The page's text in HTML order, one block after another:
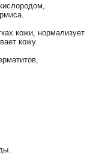
кожи, нормализует
кожу.